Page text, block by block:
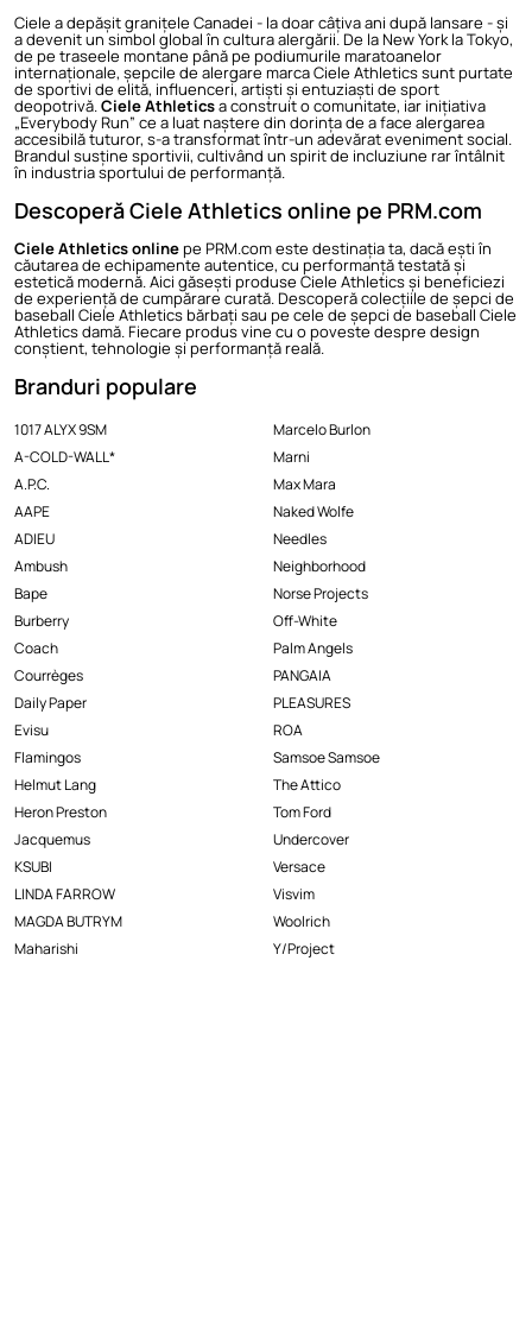
Ciele a depășit granițele Canadei - la doar câțiva ani după lansare - și
a devenit un simbol global în cultura alergării. De la New York la Tokyo,
de pe traseele montane până pe podiumurile maratoanelor
internaționale, șepcile de alergare marca Ciele Athletics sunt purtate
de sportivi de elită, influenceri, artiști și entuziaști de sport
deopotrivă.Ciele Athleticsa construit o comunitate, iar inițiativa
„Everybody Run” ce a luat naștere din dorința de a face alergarea
accesibilă tuturor, s-a transformat într-un adevărat eveniment social.
Brandul susține sportivii, cultivând un spirit de incluziune rar întâlnit
în industria sportului de performanță.
Descoperă Ciele Athletics online pe PRM.com
Ciele Athletics onlinepe PRM.com este destinația ta, dacă ești în
căutarea de echipamente autentice, cu performanță testată și
estetică modernă. Aici găsești produse Ciele Athletics și beneficiezi
de experiență de cumpărare curată. Descoperă colecțiile de șepci de
baseball Ciele Athletics bărbați sau pe cele de șepci de baseball Ciele
Athletics damă. Fiecare produs vine cu o poveste despre design
conștient, tehnologie și performanță reală.
Branduri populare
1017 ALYX 9SM
A-COLD-WALL*
A.P.C.
AAPE
ADIEU
Ambush
Bape
Burberry
Coach
Courrèges
Daily Paper
Evisu
Flamingos
Helmut Lang
Heron Preston
Jacquemus
KSUBI
LINDA FARROW
MAGDA BUTRYM
Maharishi
Marcelo Burlon
Marni
Max Mara
Naked Wolfe
Needles
Neighborhood
Norse Projects
Off-White
Palm Angels
PANGAIA
PLEASURES
ROA
Samsoe Samsoe
The Attico
Tom Ford
Undercover
Versace
Visvim
Woolrich
Y/Project